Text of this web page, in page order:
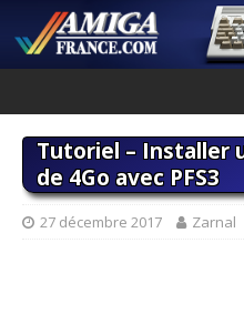
Tutoriel – Installer
de 4Go avec PFS3
27 décembre 2017 Zarnal